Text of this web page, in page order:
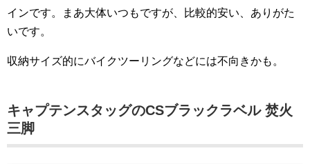
インです。まあ大体いつもですが、比較的安い、ありがた
いです。
収納サイズ的にバイクツーリングなどには不向きかも。
キャプテンスタッグのCSブラックラベル 焚火
三脚